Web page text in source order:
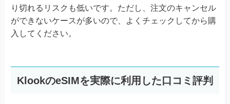
り切れるリスクも低いです。ただし、注文のキャンセル
ができないケースが多いので、よくチェックしてから購
入してください。
KlookのeSIMを実際に利用した口コミ評判